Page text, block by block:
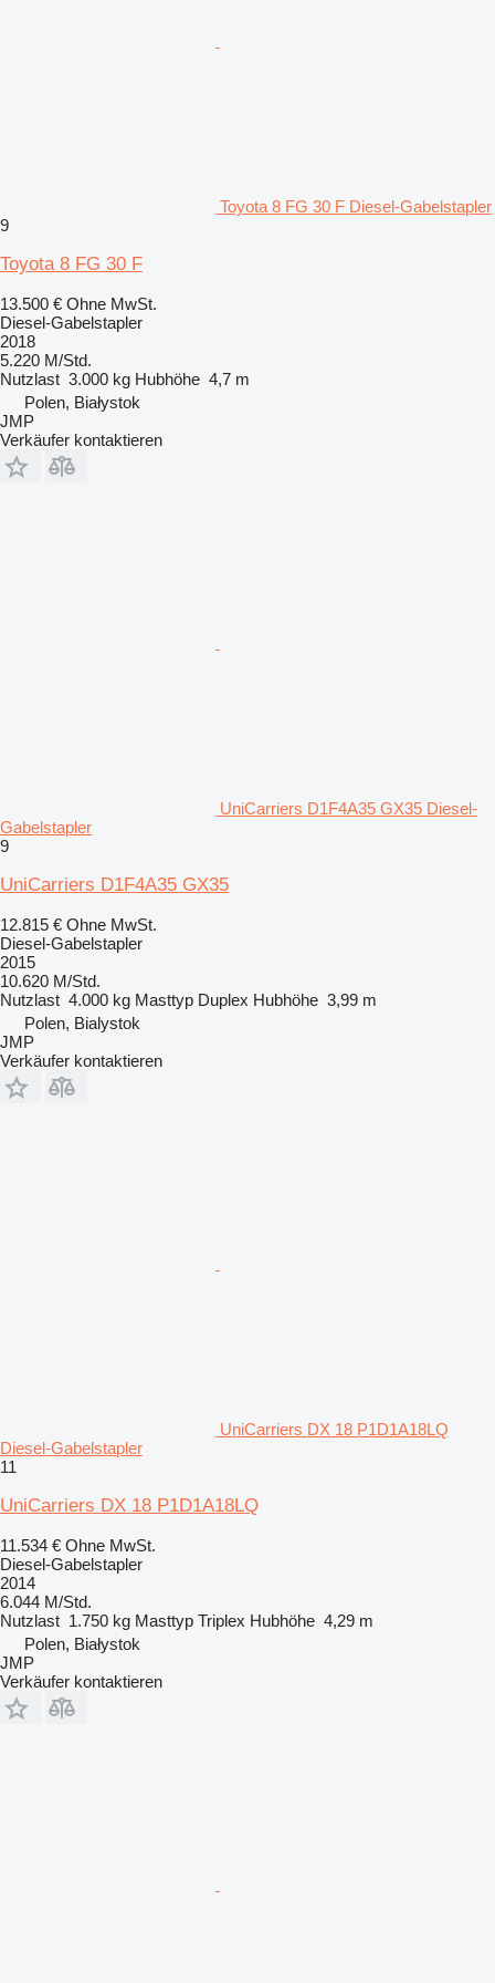
Toyota 8 FG 30 F Diesel-Gabelstapler
9
Toyota 8 FG 30 F
13.500 € Ohne MwSt.
Diesel-Gabelstapler
2018
5.220 M/Std.
Nutzlast 3.000 kg Hubhöhe 4,7 m
Polen, Białystok
JMP
Verkäufer kontaktieren
UniCarriers D1F4A35 GX35 Diesel-
Gabelstapler
9
UniCarriers D1F4A35 GX35
12.815 € Ohne MwSt.
Diesel-Gabelstapler
2015
10.620 M/Std.
Nutzlast 4.000 kg Masttyp Duplex Hubhöhe 3,99 m
Polen, Bialystok
JMP
Verkäufer kontaktieren
UniCarriers DX 18 P1D1A18LQ
Diesel-Gabelstapler
11
UniCarriers DX 18 P1D1A18LQ
11.534 € Ohne MwSt.
Diesel-Gabelstapler
2014
6.044 M/Std.
Nutzlast 1.750 kg Masttyp Triplex Hubhöhe 4,29 m
Polen, Białystok
JMP
Verkäufer kontaktieren